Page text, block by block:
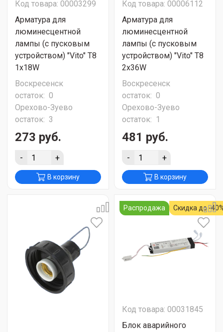
Код товара: 00003299
Арматура для
люминесцентной
лампы (с пусковым
устройством) "Vito" T8
1х18W
Воскресенск
остаток: 0
Орехово-Зуево
остаток: 3
273 руб.
- +
В корзину
Код товара: 00006112
Арматура для
люминесцентной
лампы (с пусковым
устройством) "Vito" T8
2х36W
Воскресенск
остаток: 0
Орехово-Зуево
остаток: 1
481 руб.
- +
В корзину
Распродажа Скидка до -
Код товара: 00031845
Блок аварийного